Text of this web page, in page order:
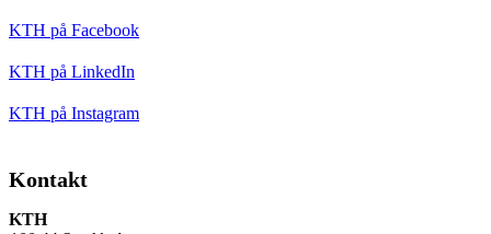
KTH på Facebook
KTH på LinkedIn
KTH på Instagram
Kontakt
KTH